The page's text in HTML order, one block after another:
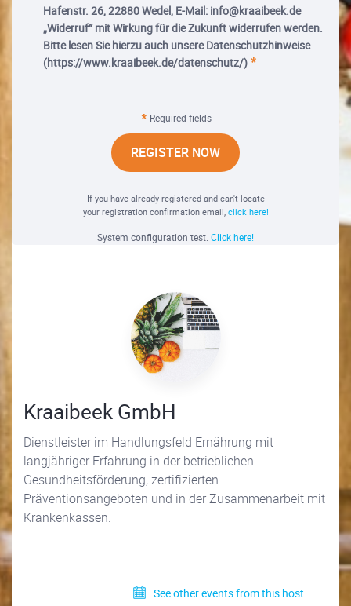
Hafenstr. 26, 22880 Wedel, E-Mail: info@kraaibeek.de
„Widerruf“ mit Wirkung für die Zukunft widerrufen werden.
Bitte lesen Sie hierzu auch unsere Datenschutzhinweise
(https://www.kraaibeek.de/datenschutz/)
Required fields
REGISTER NOW
If you have already registered and can't locate
your registration confirmation email, click here!
System configuration test. Click here!
Kraaibeek GmbH
Dienstleister im Handlungsfeld Ernährung mit
langjähriger Erfahrung in der betrieblichen
Gesundheitsförderung, zertifizierten
Präventionsangeboten und in der Zusammenarbeit mit
Krankenkassen.
See other events from this host